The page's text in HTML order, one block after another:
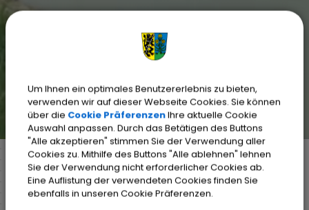
Markt Weisendorf Bürgerinfo
Rathaus
Organisationsstruktur
Um Ihnen ein optimales Benutzererlebnis zu bieten,
verwenden wir auf dieser Webseite Cookies. Sie können
über die Cookie PräferenzenIhre aktuelle Cookie
Auswahl anpassen. Durch das Betätigen des Buttons
"Alle akzeptieren" stimmen Sie der Verwendung aller
Cookies zu. Mithilfe des Buttons "Alle ablehnen" lehnen
Sie der Verwendung nicht erforderlicher Cookies ab.
Eine Auflistung der verwendeten Cookies finden Sie
ebenfalls in unseren Cookie Präferenzen.